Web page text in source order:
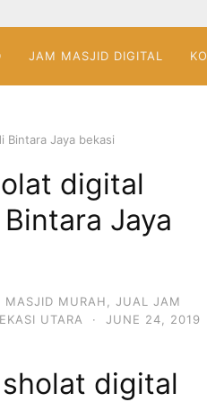
JAM MASJID DIGITAL
Bintara Jaya bekasi
digital
Jaya
MURAH
JUAL JAM
UTARA
· JUNE 24, 2019
digital